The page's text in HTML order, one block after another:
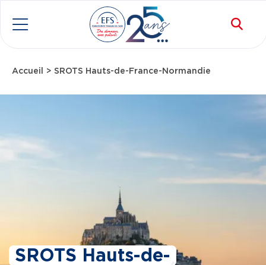
Aller au contenu principal
Fil d'Ariane
Accueil SROTS Hauts-de-France-Normandie
SROTS Hauts-de-